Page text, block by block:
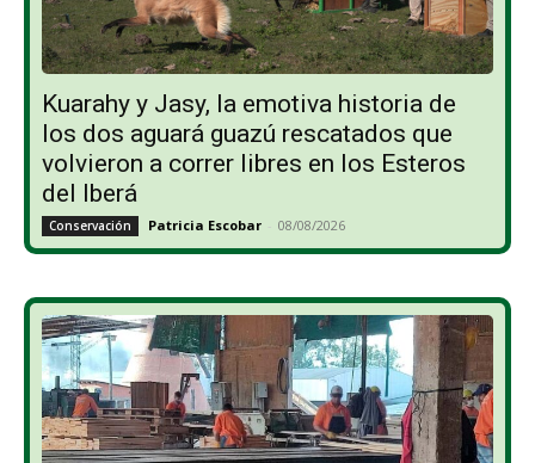
Kuarahy y Jasy, la emotiva historia de
los dos aguará guazú rescatados que
volvieron a correr libres en los Esteros
del Iberá
Conservación Patricia Escobar - 08/08/2026